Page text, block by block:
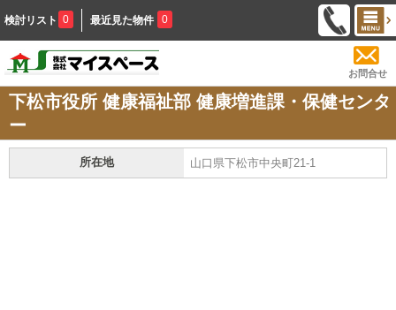
検討リスト 0 最近見た物件 0
お問合せ
下松市役所 健康福祉部 健康増進課・保健センタ
ー
所在地 山口県下松市中央町21-1